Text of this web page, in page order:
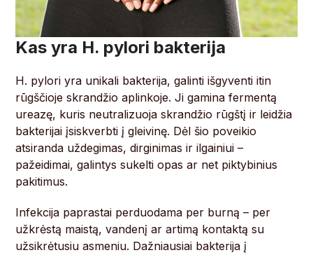
Kas yra H. pylori bakterija
H. pylori yra unikali bakterija, galinti išgyventi itin
rūgščioje skrandžio aplinkoje. Ji gamina fermentą
ureazę, kuris neutralizuoja skrandžio rūgštį ir leidžia
bakterijai įsiskverbti į gleivinę. Dėl šio poveikio
atsiranda uždegimas, dirginimas ir ilgainiui –
pažeidimai, galintys sukelti opas ar net piktybinius
pakitimus.
Infekcija paprastai perduodama per burną – per
užkrėstą maistą, vandenį ar artimą kontaktą su
užsikrėtusiu asmeniu. Dažniausiai bakterija į